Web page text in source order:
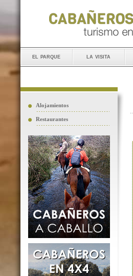
el parque la visita
Alojamientos
Restaurantes